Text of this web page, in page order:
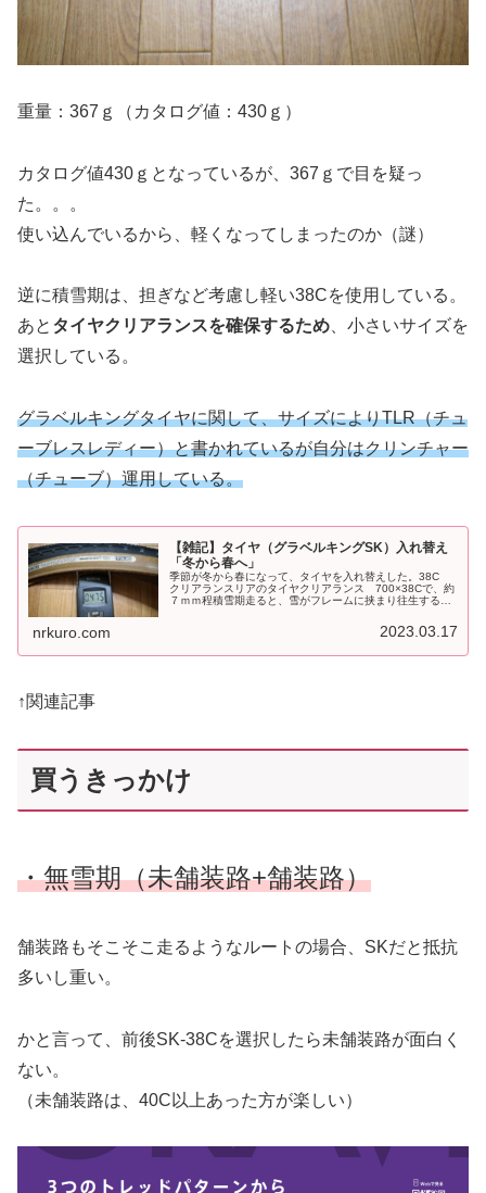
重量：367ｇ（カタログ値：430ｇ）
カタログ値430ｇとなっているが、367ｇで目を疑っ
た。。。
使い込んでいるから、軽くなってしまったのか（謎）
逆に積雪期は、担ぎなど考慮し軽い38Cを使用している。
あと タイヤクリアランスを確保するため 、小さいサイズを
選択している。
グラベルキングタイヤに関して、サイズによりTLR（チュ
ーブレスレディー）と書かれているが自分はクリンチャー
（チューブ）運用している。
【雑記】タイヤ（グラベルキングSK）入れ替え
「冬から春へ」
季節が冬から春になって、タイヤを入れ替えした。38C
クリアランスリアのタイヤクリアランス 700×38Cで、約
７ｍｍ程積雪期走ると、雪がフレームに挟まり往生するの
nrkuro.com 2023.03.17
↑関連記事
買うきっかけ
・無雪期（未舗装路+舗装路）
舗装路もそこそこ走るようなルートの場合、SKだと抵抗
多いし重い。
かと言って、前後SK-38Cを選択したら未舗装路が面白く
ない。
（未舗装路は、40C以上あった方が楽しい）